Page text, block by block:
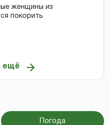
женщины из
покорить
ещё
Погода